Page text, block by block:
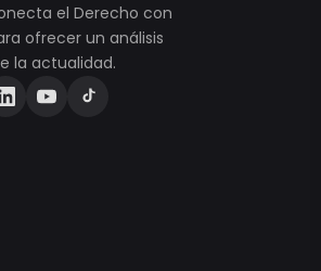
el Derecho con
ofrecer un análisis
la actualidad.